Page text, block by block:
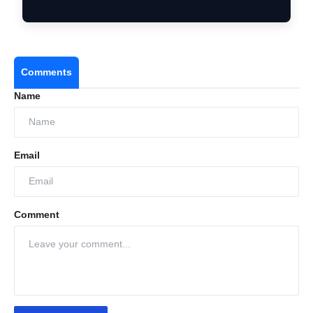
Comments
Name
Email
Comment